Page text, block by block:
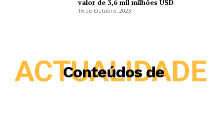
valor de 3,6 mil milhões USD
16 de Outubro, 2023
Conteúdos de
ACTUALIDADE